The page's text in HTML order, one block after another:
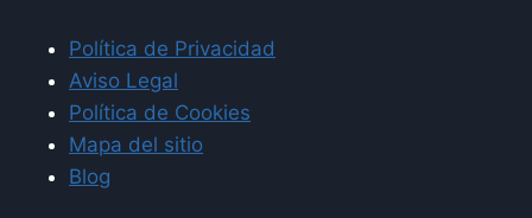
Política de Privacidad
Aviso Legal
Política de Cookies
Mapa del sitio
Blog